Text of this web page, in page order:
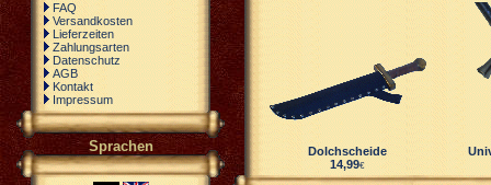
FAQ
Versandkosten
Lieferzeiten
Zahlungsarten
Datenschutz
AGB
Kontakt
Impressum
Sprachen
Dolchscheide
14,99€